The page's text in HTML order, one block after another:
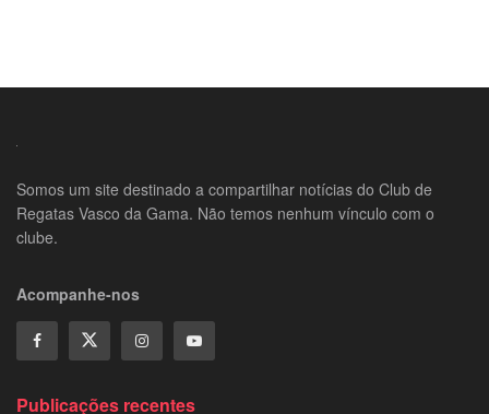
Somos um site destinado a compartilhar notícias do Club de
Regatas Vasco da Gama. Não temos nenhum vínculo com o
clube.
Acompanhe-nos
Publicações recentes